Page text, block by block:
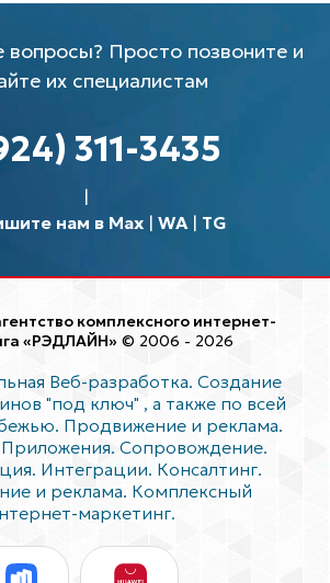
Просто позвоните и
их специалистам
311-3435
нам в Max| WA| TG
комплексного интернет-
«РЭДЛАЙН» © 2006 - 2026
Веб-разработка. Создание
"под ключ" , а также по всей
Продвижение и реклама.
Сопровождение.
Интеграции. Консалтинг.
и реклама. Комплексный
маркетинг.